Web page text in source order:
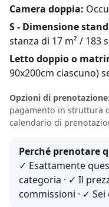
Camera doppia:
S - Dimensione
stanza di 17 m² / 183
Letto doppio o
90x200cm ciascuno)
Opzioni di prenotazione:
pagamento in struttura
calendario di
Perché prenotare
✓ Esattamente
categoria · ✓ Il
commissioni · ✓